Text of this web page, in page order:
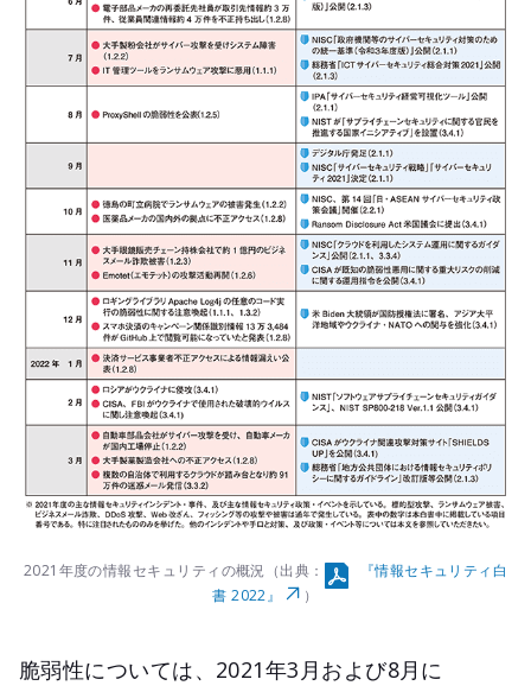
2021年度の情報セキュリティの概況（出典：
『情報セキュリティ白
書 2022』
）
脆弱性については、2021年3月および8月に